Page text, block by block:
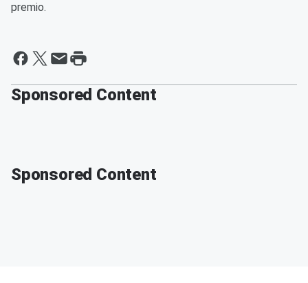
premio.
Sponsored Content
Sponsored Content